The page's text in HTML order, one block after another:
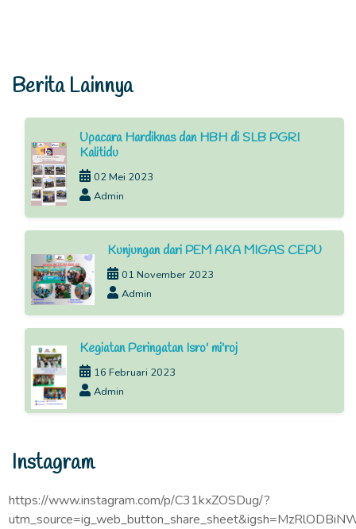
Berita Lainnya
Upacara Hardiknas dan HBH di SLB PGRI
Kalitidu
02 Mei 2023
Admin
Kunjungan dari PEM AKA MIGAS CEPU
01 November 2023
Admin
Kegiatan Peringatan Isro' mi'roj
16 Februari 2023
Admin
Instagram
https://www.instagram.com/p/C31kxZOSDug/?